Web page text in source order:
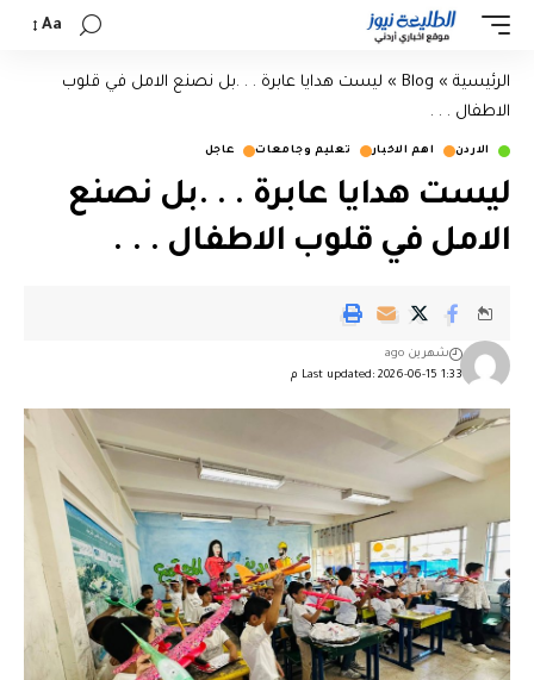
Aa
الرئيسية »
Blog
» ليست هدايا عابرة . . .بل نصنع الامل في قلوب
الاطفال . . .
الاردن اهم الاخبار تعليم وجامعات عاجل
ليست هدايا عابرة . . .بل نصنع
الامل في قلوب الاطفال . . .
Last updated: 2026-06-15 1:33 م
شهرين ago